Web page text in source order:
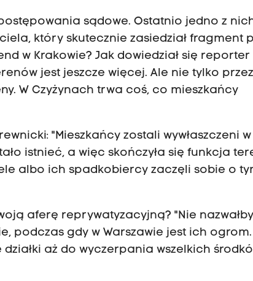
sądowe. Ostatnio jedno z
który skutecznie zasiedział fragment
w Krakowie? Jak dowiedział się reporter
jest jeszcze więcej. Ale nie tylko przez
W Czyżynach trwa coś, co mieszkańcy
"Mieszkańcy zostali wywłaszczeni w
istnieć, a więc skończyła się funkcja
albo ich spadkobiercy zaczęli sobie o
aferę reprywatyzacyjną? "Nie
podczas gdy w Warszawie jest ich ogrom.
aż do wyczerpania wszelkich